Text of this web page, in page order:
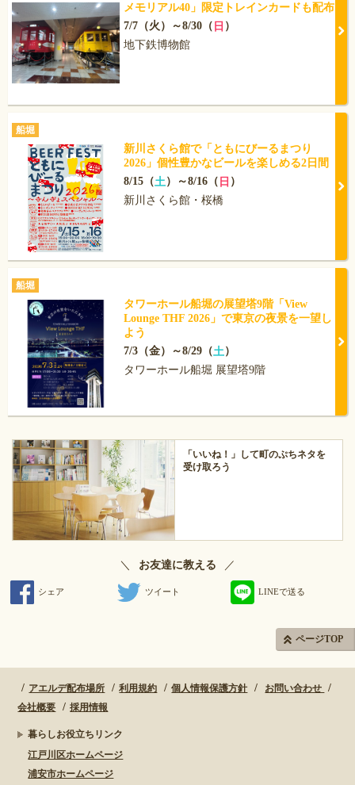
メモリアル40」限定トレインカードも配布
7/7（火）～8/30（ 日 ）
地下鉄博物館
船堀
新川さくら館で「ともにびーるまつり
2026」個性豊かなビールを楽しめる2日間
8/15（土 ）～8/16（ 日 ）
新川さくら館・桜橋
船堀
タワーホール船堀の展望塔9階「View
Lounge THF 2026」で東京の夜景を一望し
よう
7/3（金）～8/29（土 ）
タワーホール船堀 展望塔9階
「いいね！」して町のぷちネタを
受け取ろう
＼ お友達に教える ／
シェア ツイート LINEで送る
ページTOP
アエルデ配布場所 利用規約 個人情報保護方針
お問い合わせ
会社概要
採用情報
暮らしお役立ちリンク
江戸川区ホームページ
浦安市ホームページ